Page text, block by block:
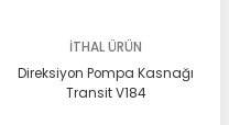
İTHAL ÜRÜN
Direksiyon Pompa Kasnağı
Transit V184